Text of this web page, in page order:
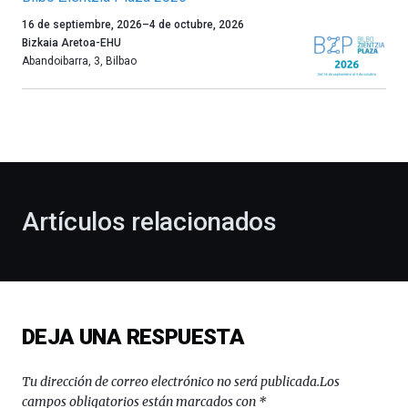
Un
año
más,
celebración
novena
Bilbo
(BZP),
16 de septiembre, 2026–4 de octubre, 2026
Bizkaia Aretoa-EHU
Abandoibarra, 3, Bilbao
Artículos relacionados
DEJA UNA RESPUESTA
Tu dirección de correo electrónico no será publicada.Los
campos obligatorios están marcados con *